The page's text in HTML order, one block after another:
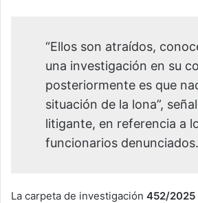
“Ellos son atraídos,
una investigación en su
posteriormente es que
situación de la lona”,
litigante, en referencia a
funcionarios denunciados.
La carpeta de investigación 452/2025